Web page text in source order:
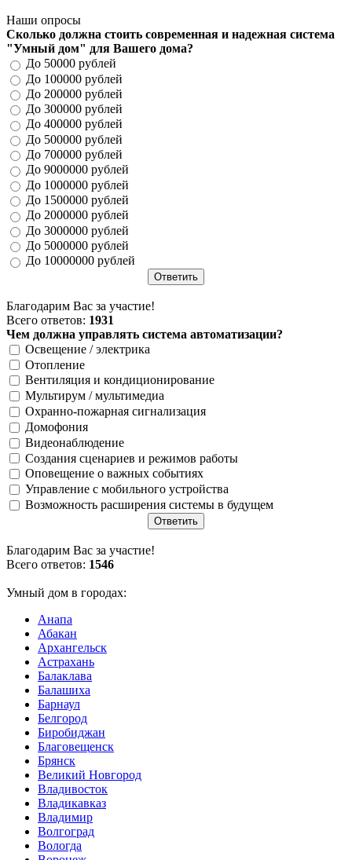
Наши опросы
Сколько должна стоить современная и надежная система
"Умный дом" для Вашего дома?
До 50000 рублей
До 100000 рублей
До 200000 рублей
До 300000 рублей
До 400000 рублей
До 500000 рублей
До 700000 рублей
До 9000000 рублей
До 1000000 рублей
До 1500000 рублей
До 2000000 рублей
До 3000000 рублей
До 5000000 рублей
До 10000000 рублей
Благодарим Вас за участие!
Всего ответов: 1931
Чем должна управлять система автоматизации?
Освещение / электрика
Отопление
Вентиляция и кондиционирование
Мультирум / мультимедиа
Охранно-пожарная сигнализация
Домофония
Видеонаблюдение
Создания сценариев и режимов работы
Оповещение о важных событиях
Управление с мобильного устройства
Возможность расширения системы в будущем
Благодарим Вас за участие!
Всего ответов: 1546
Умный дом в городах:
Анапа
Абакан
Архангельск
Астрахань
Балаклава
Балашиха
Барнаул
Белгород
Биробиджан
Благовещенск
Брянск
Великий Новгород
Владивосток
Владикавказ
Владимир
Волгоград
Вологда